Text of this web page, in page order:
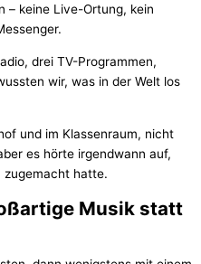
– keine Live-Ortung, kein
drei TV-Programmen,
wir, was in der Welt los
und im Klassenraum, nicht
es hörte irgendwann auf,
zugemacht hatte.
Musik statt